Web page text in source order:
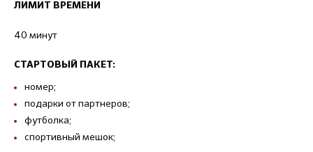
ЛИМИТ ВРЕМЕНИ
40 минут
СТАРТОВЫЙ ПАКЕТ:
номер;
подарки от партнеров;
футболка;
спортивный мешок;